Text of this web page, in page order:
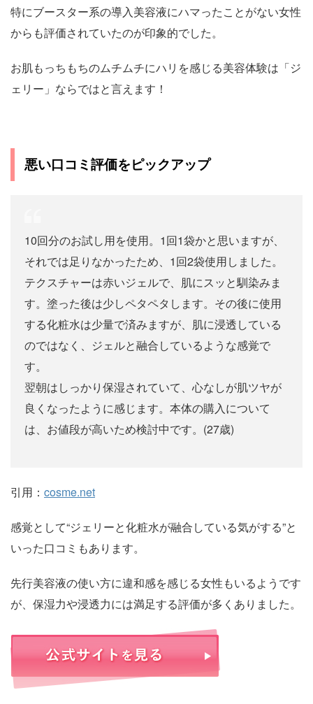
特にブースター系の導入美容液にハマったことがない女性
からも評価されていたのが印象的でした。
お肌もっちもちのムチムチにハリを感じる美容体験は「ジ
ェリー」ならではと言えます！
悪い口コミ評価をピックアップ
10回分のお試し用を使用。1回1袋かと思いますが、
それでは足りなかったため、1回2袋使用しました。
テクスチャーは赤いジェルで、肌にスッと馴染みま
す。塗った後は少しペタペタします。その後に使用
する化粧水は少量で済みますが、肌に浸透している
のではなく、ジェルと融合しているような感覚で
す。
翌朝はしっかり保湿されていて、心なしが肌ツヤが
良くなったように感じます。本体の購入について
は、お値段が高いため検討中です。(27歳)
引用： cosme.net
感覚として“ジェリーと化粧水が融合している気がする”と
いった口コミもあります。
先行美容液の使い方に違和感を感じる女性もいるようです
が、保湿力や浸透力には満足する評価が多くありました。